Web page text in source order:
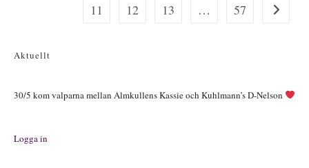
11
12 13 … 57 Gå till
Aktuellt
30/5 kom valparna mellan Almkullens Kassie och Kuhlmann’s D-Nelson
Logga in